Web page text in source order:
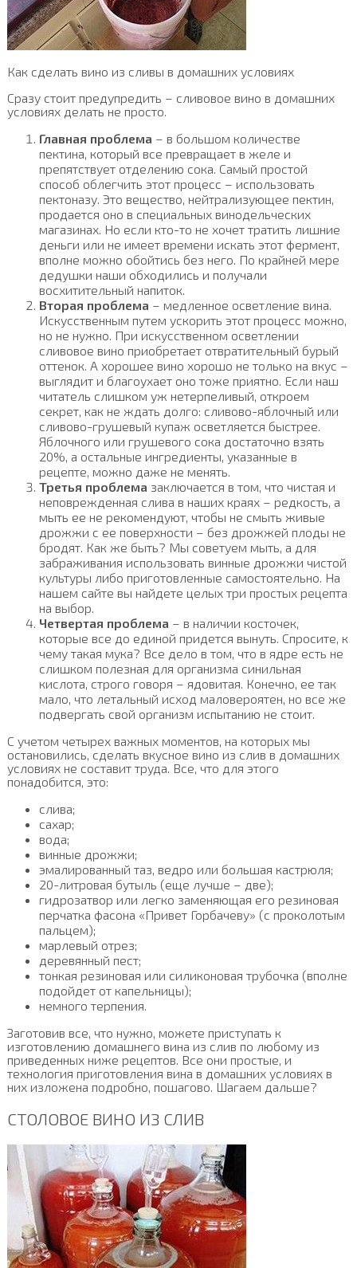
Как сделать вино из сливы в домашних условиях
Сразу стоит предупредить – сливовое вино в домашних
условиях делать не просто.
Главная проблема – в большом количестве
пектина, который все превращает в желе и
препятствует отделению сока. Самый простой
способ облегчить этот процесс – использовать
пектоназу. Это вещество, нейтрализующее пектин,
продается оно в специальных винодельческих
магазинах. Но если кто-то не хочет тратить лишние
деньги или не имеет времени искать этот фермент,
вполне можно обойтись без него. По крайней мере
дедушки наши обходились и получали
восхитительный напиток.
Вторая проблема – медленное осветление вина.
Искусственным путем ускорить этот процесс можно,
но не нужно. При искусственном осветлении
сливовое вино приобретает отвратительный бурый
оттенок. А хорошее вино хорошо не только на вкус –
выглядит и благоухает оно тоже приятно. Если наш
читатель слишком уж нетерпеливый, откроем
секрет, как не ждать долго: сливово-яблочный или
сливово-грушевый купаж осветляется быстрее.
Яблочного или грушевого сока достаточно взять
20%, а остальные ингредиенты, указанные в
рецепте, можно даже не менять.
Третья проблема заключается в том, что чистая и
неповрежденная слива в наших краях – редкость, а
мыть ее не рекомендуют, чтобы не смыть живые
дрожжи с ее поверхности – без дрожжей плоды не
бродят. Как же быть? Мы советуем мыть, а для
забраживания использовать винные дрожжи чистой
культуры либо приготовленные самостоятельно. На
нашем сайте вы найдете целых три простых рецепта
на выбор.
Четвертая проблема – в наличии косточек,
которые все до единой придется вынуть. Спросите, к
чему такая мука? Все дело в том, что в ядре есть не
слишком полезная для организма синильная
кислота, строго говоря – ядовитая. Конечно, ее так
мало, что летальный исход маловероятен, но все же
подвергать свой организм испытанию не стоит.
С учетом четырех важных моментов, на которых мы
остановились, сделать вкусное вино из слив в домашних
условиях не составит труда. Все, что для этого
понадобится, это:
слива;
сахар;
вода;
винные дрожжи;
эмалированный таз, ведро или большая кастрюля;
20-литровая бутыль (еще лучше – две);
гидрозатвор или легко заменяющая его резиновая
перчатка фасона «Привет Горбачеву» (с проколотым
пальцем);
марлевый отрез;
деревянный пест;
тонкая резиновая или силиконовая трубочка (вполне
подойдет от капельницы);
немного терпения.
Заготовив все, что нужно, можете приступать к
изготовлению домашнего вина из слив по любому из
приведенных ниже рецептов. Все они простые, и
технология приготовления вина в домашних условиях в
них изложена подробно, пошагово. Шагаем дальше?
СТОЛОВОЕ ВИНО ИЗ СЛИВ